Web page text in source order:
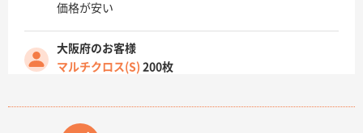
価格が安い
大阪府のお客様
マルチクロス(S) 200枚
原稿データ流用が可能で価格が妥当なこと